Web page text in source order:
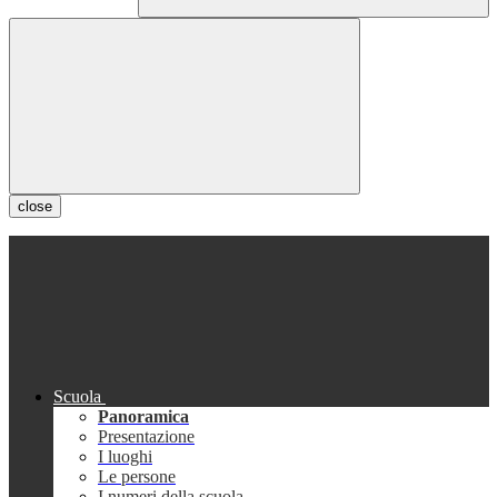
close
Scuola
Panoramica
Presentazione
I luoghi
Le persone